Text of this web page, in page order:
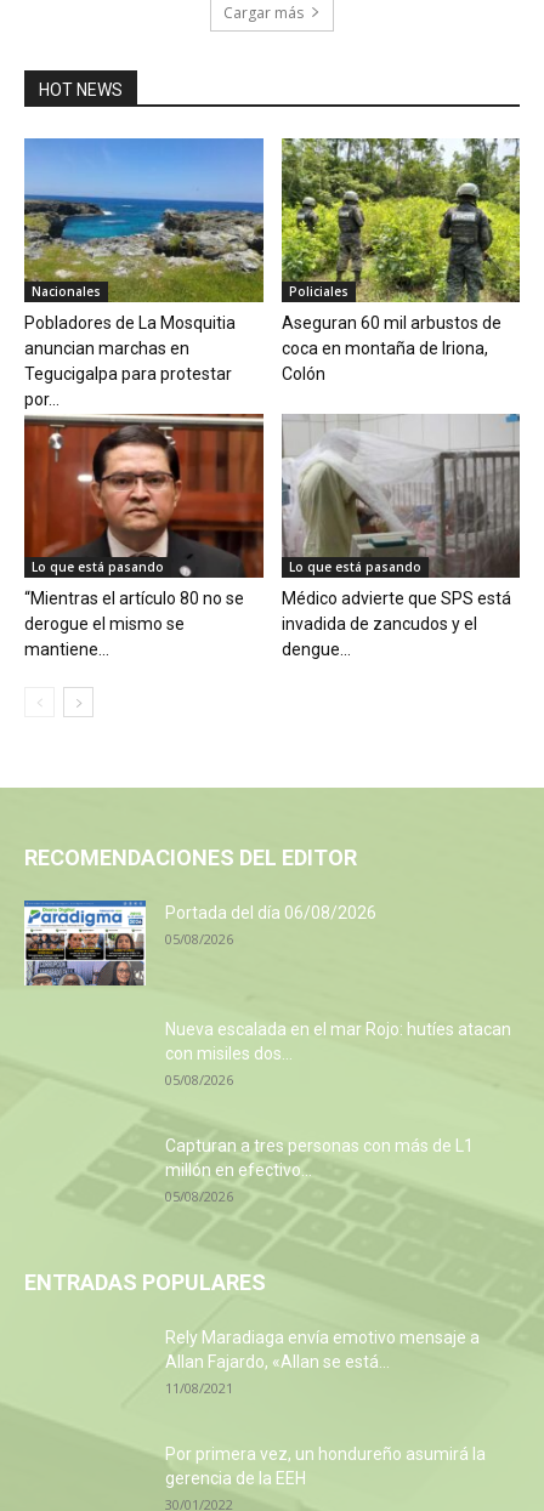
Cargar más
HOT NEWS
Nacionales
Pobladores de La Mosquitia
anuncian marchas en
Tegucigalpa para protestar
por...
Policiales
Aseguran 60 mil arbustos de
coca en montaña de Iriona,
Colón
Lo que está pasando
“Mientras el artículo 80 no se
derogue el mismo se
mantiene...
Lo que está pasando
Médico advierte que SPS está
invadida de zancudos y el
dengue...
RECOMENDACIONES DEL EDITOR
Portada del día 06/08/2026
05/08/2026
Nueva escalada en el mar Rojo: hutíes atacan
con misiles dos...
05/08/2026
Capturan a tres personas con más de L1
millón en efectivo...
05/08/2026
ENTRADAS POPULARES
Rely Maradiaga envía emotivo mensaje a
Allan Fajardo, «Allan se está...
11/08/2021
Por primera vez, un hondureño asumirá la
gerencia de la EEH
30/01/2022